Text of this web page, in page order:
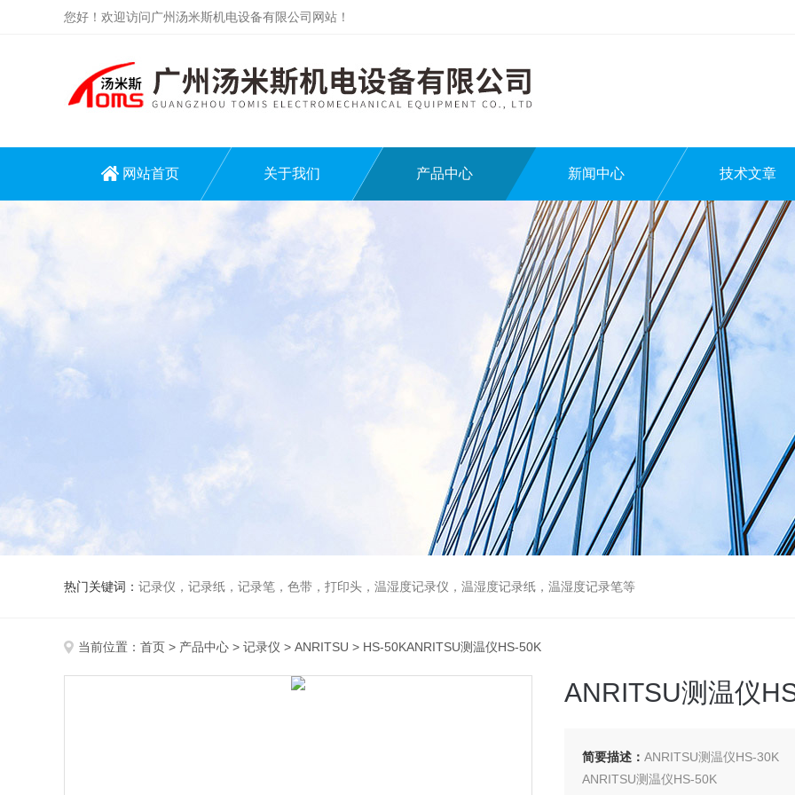
您好！欢迎访问广州汤米斯机电设备有限公司网站！
网站首页 关于我们 产品中心 新闻中心 技术文章
热门关键词： 记录仪，记录纸，记录笔，色带，打印头，温湿度记录仪，温湿度记录纸，温湿度记录笔等
当前位置： 首页 > 产品中心 > 记录仪 > ANRITSU > HS-50KANRITSU测温仪HS-50K
ANRITSU测温仪
简要描述： ANRITSU测温仪HS-30K
ANRITSU测温仪HS-50K